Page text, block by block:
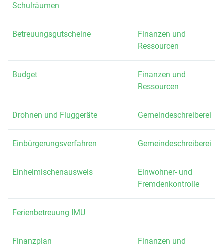
Schulräumen
Betreuungsgutscheine
Finanzen und
Ressourcen
Budget
Finanzen und
Ressourcen
Drohnen und Fluggeräte Gemeindeschreiberei
Einbürgerungsverfahren Gemeindeschreiberei
Einheimischenausweis
Einwohner- und
Fremdenkontrolle
Ferienbetreuung IMU
Finanzplan
Finanzen und